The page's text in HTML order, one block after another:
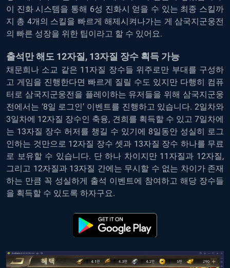
이 진화 시스템을 통해 6성 진화시 얻을 수 있는 최종 스킬까
지 총 4개의 스킬을 빠르게 해제시켜나가는 게 삼국지군웅전
의 빠른 성장을 위한 팁이라고 할 수 있어요.
출석만 해도 12자질, 13자질 장수 획득 가능
채문희나 소교 같은 11자질 장수들 위주로만 부대를 구성하
고 게임을 진행한다면 빠르게 질릴 수도 있지만 다행히 컴퓨
터로 삼국지군웅전을 플레이하는 유저들을 위해 삼국지군웅
전에서는 ‘8일 로그인’ 이벤트를 진행하고 있습니다. 2일차와
3일차에 12자질 장수인 축융, 견희를 획득할 수 있고 7일차에
는 13자질 장수 허저를 챙길 수 있기에 8일동안 성실히 로그
인하는 것만으로 12자질 장수 셋과 13자질 장수 하나를 무료
로 보유할 수 있습니다. 단 하나 차이지만 11자질과 12자질,
그리고 12자질과 13자질 간에는 무시할 수 없는 차이가 존재
하는 만큼 꼭 성실하게 출석 이벤트에 참여하고 해당 장수들
을 획득할 수 있도록 하자구요.